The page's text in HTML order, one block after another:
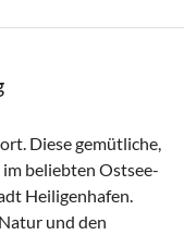
Diese gemütliche,
beliebten Ostsee-
Heiligenhafen.
und den